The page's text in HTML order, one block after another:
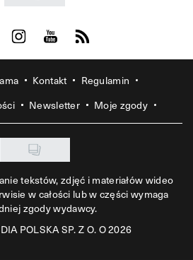
on Facebook
Visit us on Instagram
Visit us on Youtube
Visit us on Rss
Kontakt
Regulamin
Newsletter Moje zgody
tekstów, zdjęć i materiałów wideo
w całości lub w części wymaga
zgody wydawcy.
POLSKA SP. Z O. O 2026